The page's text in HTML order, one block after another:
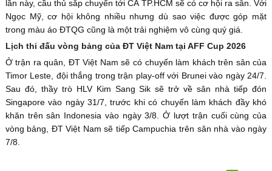
lần này, cầu thủ sắp chuyển tới CA TP.HCM sẽ có cơ hội ra sân. Với
Ngọc Mỹ, cơ hội không nhiều nhưng dù sao việc được góp mặt
trong màu áo ĐTQG cũng là một trải nghiệm vô cùng quý giá.
Lịch thi đấu vòng bảng của ĐT Việt Nam tại AFF Cup 2026
Ở trận ra quân, ĐT Việt Nam sẽ có chuyến làm khách trên sân của
Timor Leste, đội thắng trong trận play-off với Brunei vào ngày 24/7.
Sau đó, thầy trò HLV Kim Sang Sik sẽ trở về sân nhà tiếp đón
Singapore vào ngày 31/7, trước khi có chuyến làm khách đầy khó
khăn trên sân Indonesia vào ngày 3/8. Ở lượt trận cuối cùng của
vòng bảng, ĐT Việt Nam sẽ tiếp Campuchia trên sân nhà vào ngày
7/8.